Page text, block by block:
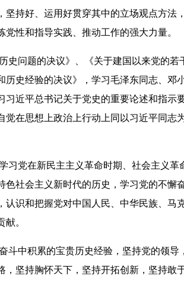
坚持好、运用好贯穿其中的立场观点方法
性和指导实践、推动工作的强大力量。
问题的决议》、《关于建国以来党的若
历史经验的决议》，学习毛泽东同志、邓
习近平总书记关于党史的重要论述和指示
觉在思想上政治上行动上同以习近平同志
党在新民主主义革命时期、社会主义革
色社会主义新时代的历史，学习党的不懈
识和把握党对中国人民、中华民族、马
。
中积累的宝贵历史经验，坚持党的领导
，坚持胸怀天下，坚持开拓创新，坚持敢